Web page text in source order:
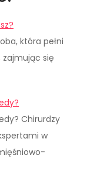
która pełni
się
Chirurdzy
w